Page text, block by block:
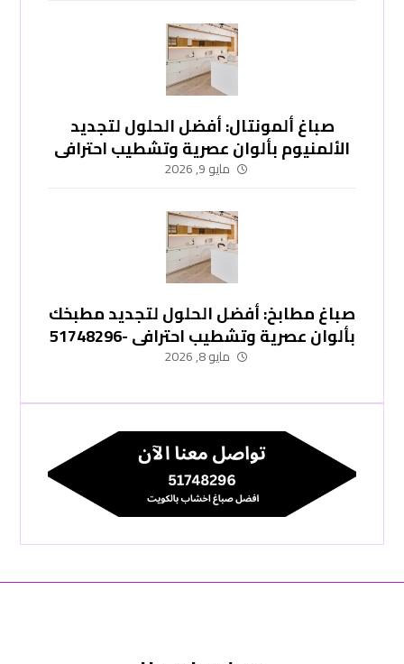
صباغ ألمونتال: أفضل الحلول لتجديد
الألمنيوم بألوان عصرية وتشطيب احترافي
-51748296 مايو 9, 2026
صباغ مطابخ: أفضل الحلول لتجديد مطبخك
بألوان عصرية وتشطيب احترافي -51748296
مايو 8, 2026